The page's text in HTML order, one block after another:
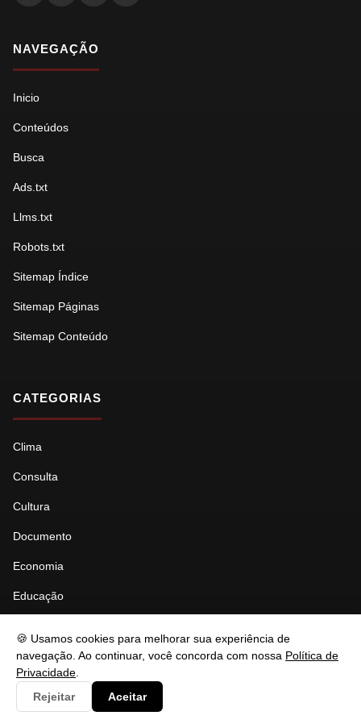
🍪 Usamos cookies para melhorar sua experiência de
navegação. Ao continuar, você concorda com nossa Política de
Privacidade
Rejeitar
Aceitar
NAVEGAÇÃO
Inicio
Conteúdos
Busca
Ads.txt
Llms.txt
Robots.txt
Sitemap Índice
Sitemap Páginas
Sitemap Conteúdo
CATEGORIAS
Clima
Consulta
Cultura
Documento
Economia
Educação
Eventos
Gastronomia
Governo